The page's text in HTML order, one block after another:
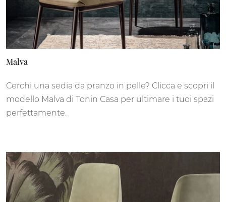
Malva
Cerchi una sedia da pranzo in pelle? Clicca e scopri il
modello Malva di Tonin Casa per ultimare i tuoi spazi
perfettamente.